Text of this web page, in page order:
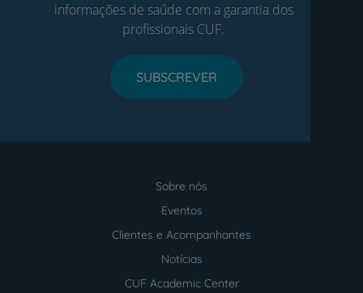
informações de saúde com a garantia dos
profissionais CUF.
SUBSCREVER
Sobre nós
Eventos
Clientes e Acompanhantes
Notícias
CUF Academic Center